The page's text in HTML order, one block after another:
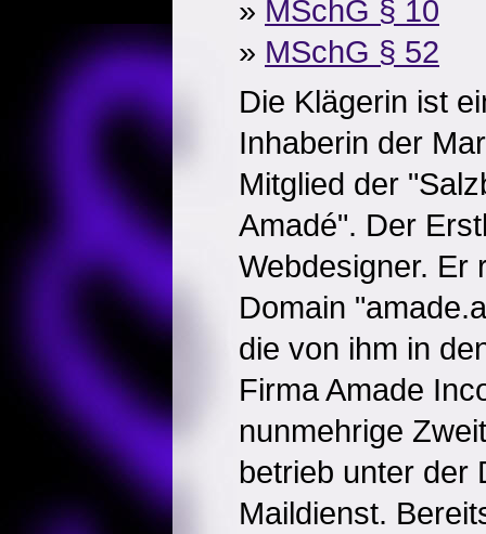
» MSchG § 10
» MSchG § 52
Die Klägerin ist
Inhaberin der
Mitglied der
Amadé". Der
Webdesigner. Er
Domain
die von ihm in
Firma Amade
nunmehrige
betrieb unter der
Maildienst.